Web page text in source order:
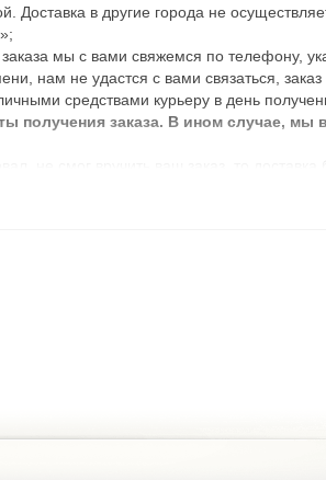
Доставка в другие города не
мы с вами свяжемся по телефону,
нам не удастся с вами связаться,
средствами курьеру в день
получения заказа. В ином случае, мы
не смог вручить ваш заказ, то доставка
нужного вам товара нет на данном
вам товара при оформлении заказа,